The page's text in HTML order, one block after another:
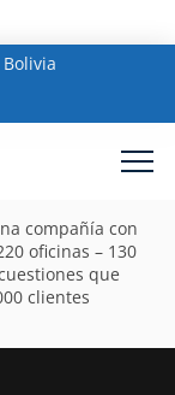
Bolivia
compañía con
oficinas – 130
que
clientes